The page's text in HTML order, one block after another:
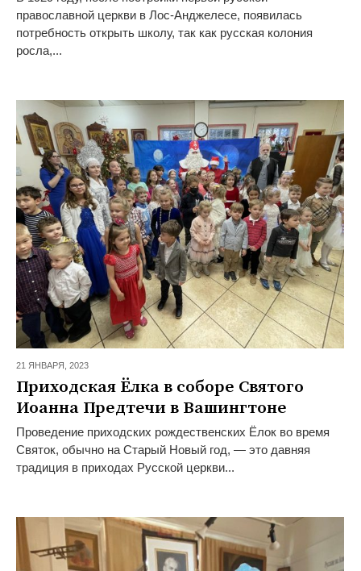
православной церкви в Лос-Анджелесе, появилась
потребность открыть школу, так как русская колония
росла,...
21 ЯНВАРЯ, 2023
Приходская Ёлка в соборе Святого
Иоанна Предтечи в Вашингтоне
Проведение приходских рождественских Ёлок во время
Святок, обычно на Старый Новый год, — это давняя
традиция в приходах Русской церкви...